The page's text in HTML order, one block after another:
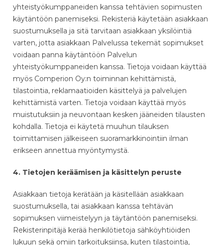
yhteistyökumppaneiden kanssa tehtävien sopimusten
käytäntöön panemiseksi. Rekisteriä käytetään asiakkaan
suostumuksella ja sitä tarvitaan asiakkaan yksilöintiä
varten, jotta asiakkaan Palvelussa tekemät sopimukset
voidaan panna käytäntöön Palvelun
yhteistyökumppaneiden kanssa. Tietoja voidaan käyttää
myös Comperion Oy:n toiminnan kehittämistä,
tilastointia, reklamaatioiden käsittelyä ja palvelujen
kehittämistä varten. Tietoja voidaan käyttää myös
muistutuksiin ja neuvontaan kesken jääneiden tilausten
kohdalla. Tietoja ei käytetä muuhun tilauksen
toimittamisen jälkeiseen suoramarkkinointiin ilman
erikseen annettua myöntymystä.
4. Tietojen keräämisen ja käsittelyn peruste
Asiakkaan tietoja kerätään ja käsitellään asiakkaan
suostumuksella, tai asiakkaan kanssa tehtävän
sopimuksen viimeistelyyn ja täytäntöön panemiseksi.
Rekisterinpitäjä kerää henkilötietoja sähköyhtiöiden
lukuun sekä omiin tarkoituksiinsa, kuten tilastointia,